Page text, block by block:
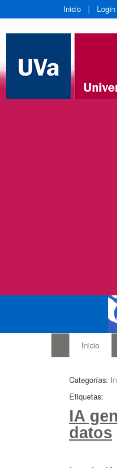
Inicio | Login
Inicio
Categorías:
Etiquetas:
IA
datos